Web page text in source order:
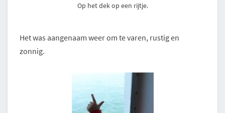
Op het dek op een rijtje.
Het was aangenaam weer om te varen, rustig en
zonnig.